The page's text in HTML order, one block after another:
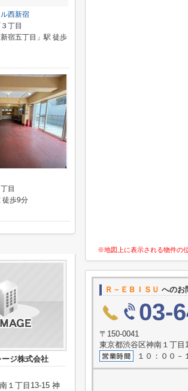
※地図上に表示される物件の
Ｒ－ＥＢＩＳＵ へのお
03-
〒150-0041
東京都渋谷区神南１丁
１０：００
西新宿
丁目
宿五丁目」駅 徒歩
目
徒歩9分
ージ株式会社
１丁目13-15 神